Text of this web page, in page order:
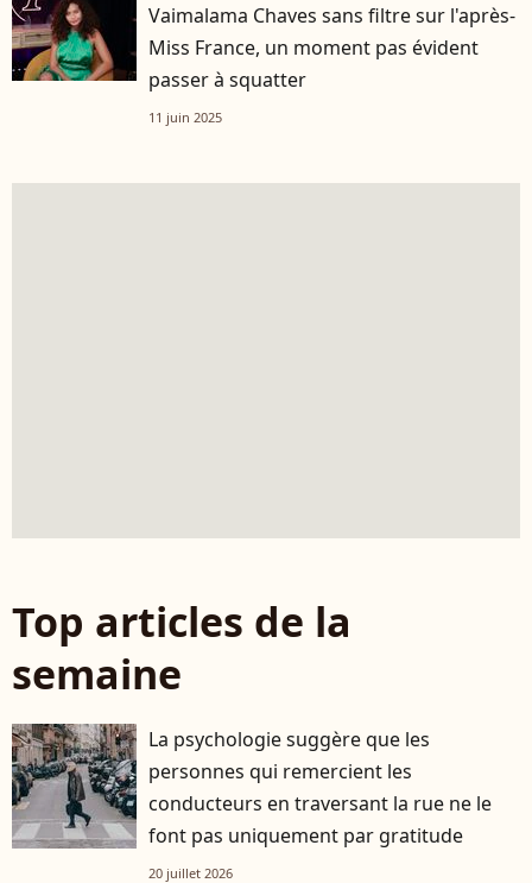
Vaimalama Chaves sans filtre sur l'après-
Miss France, un moment pas évident
passer à squatter
11 juin 2025
Top articles de la
semaine
La psychologie suggère que les
personnes qui remercient les
conducteurs en traversant la rue ne le
font pas uniquement par gratitude
20 juillet 2026